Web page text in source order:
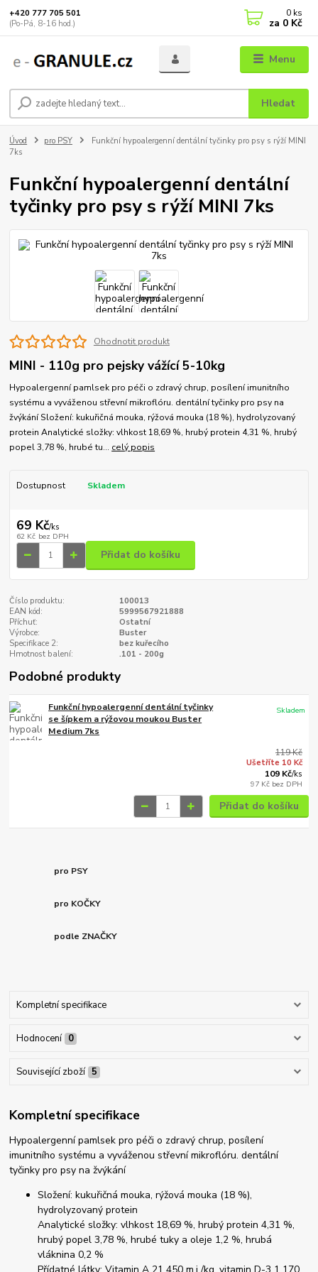
Menu
Hledat
+420 777 705 501
(Po-Pá, 8-16 hod.)
0 ks
za 0 Kč
Úvod pro PSY
Funkční hypoalergenní dentální tyčinky pro psy s rýží MINI
7ks
Funkční hypoalergenní dentální
tyčinky pro psy s rýží MINI 7ks
Ohodnotit produkt
MINI - 110g pro pejsky vážící 5-10kg
Hypoalergenní pamlsek pro péči o zdravý chrup, posílení imunitního
systému a vyváženou střevní mikroflóru. dentální tyčinky pro psy na
žvýkání Složení: kukuřičná mouka, rýžová mouka (18 %), hydrolyzovaný
protein Analytické složky: vlhkost 18,69 %, hrubý protein 4,31 %, hrubý
popel 3,78 %, hrubé tu... celý popis
Dostupnost Skladem
69 Kč/ks
62 Kč bez DPH
Přidat do košíku
Číslo produktu:
100013
EAN kód:
5999567921888
Příchuť:
Ostatní
Výrobce:
Buster
Specifikace 2:
bez kuřecího
Hmotnost balení:
.101 - 200g
Podobné produkty
Funkční hypoalergenní dentální tyčinky
se šípkem a rýžovou moukou Buster
Medium 7ks
119 Kč
Ušetříte 10 Kč
109 Kč/ks
97 Kč bez DPH
Skladem
Přidat do košíku
pro PSY
pro KOČKY
podle ZNAČKY
Kompletní specifikace
Hodnocení 0
Související zboží 5
Kompletní specifikace
Hypoalergenní pamlsek pro péči o zdravý chrup, posílení
imunitního systému a vyváženou střevní mikroflóru. dentální
tyčinky pro psy na žvýkání
Složení: kukuřičná mouka, rýžová mouka (18 %),
hydrolyzovaný protein
Analytické složky: vlhkost 18,69 %, hrubý protein 4,31 %,
hrubý popel 3,78 %, hrubé tuky a oleje 1,2 %, hrubá
vláknina 0,2 %